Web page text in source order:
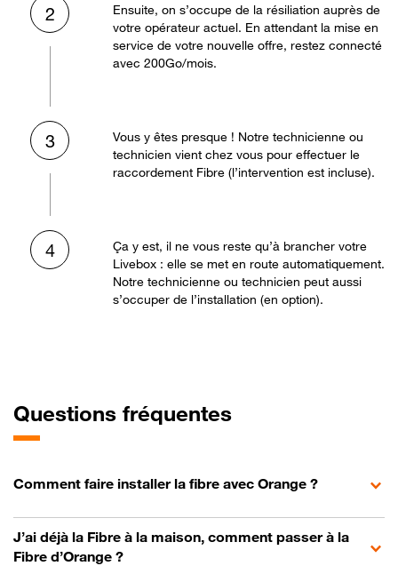
2
Ensuite, on s’occupe de la résiliation auprès de
votre opérateur actuel. En attendant la mise en
service de votre nouvelle offre, restez connecté
avec 200Go/mois.
3
Vous y êtes presque ! Notre technicienne ou
technicien vient chez vous pour effectuer le
raccordement Fibre (l’intervention est incluse).
4
Ça y est, il ne vous reste qu’à brancher votre
Livebox : elle se met en route automatiquement.
Notre technicienne ou technicien peut aussi
s’occuper de l’installation (en option).
Questions fréquentes
Comment faire installer la fibre avec Orange ?
J’ai déjà la Fibre à la maison, comment passer à la
Fibre d’Orange ?